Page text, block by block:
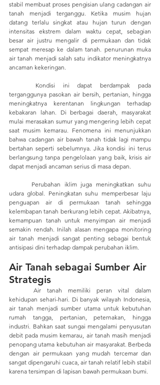
stabil membuat proses pengisian ulang cadangan air
tanah menjadi terganggu. Ketika musim hujan
datang terlalu singkat atau hujan turun dengan
intensitas ekstrem dalam waktu cepat, sebagian
besar air justru mengalir di permukaan dan tidak
sempat meresap ke dalam tanah. penurunan muka
air tanah menjadi salah satu indikator meningkatnya
ancaman kekeringan.
terganggunya pasokan air bersih, pertanian, hingga
meningkatnya kerentanan lingkungan terhadap
kebakaran lahan. Di berbagai daerah, masyarakat
mulai merasakan sumur yang mengering lebih cepat
saat musim kemarau. Fenomena ini menunjukkan
bahwa cadangan air bawah tanah tidak lagi mampu
bertahan seperti sebelumnya. Jika kondisi ini terus
berlangsung tanpa pengelolaan yang baik, krisis air
dapat menjadi ancaman serius di masa depan.
udara global. Peningkatan suhu memperbesar laju
penguapan air di permukaan tanah sehingga
kelembapan tanah berkurang lebih cepat. Akibatnya,
kemampuan tanah untuk menyimpan air menjadi
semakin rendah. Inilah alasan mengapa monitoring
air tanah menjadi sangat penting sebagai bentuk
antisipasi dini terhadap dampak perubahan iklim.
Air Tanah sebagai Sumber Air
Strategis
kehidupan sehari-hari. Di banyak wilayah Indonesia,
air tanah menjadi sumber utama untuk kebutuhan
rumah tangga, pertanian, peternakan, hingga
industri. Bahkan saat sungai mengalami penyusutan
debit pada musim kemarau, air tanah masih menjadi
penopang utama kebutuhan air masyarakat. Berbeda
dengan air permukaan yang mudah tercemar dan
sangat dipengaruhi cuaca, air tanah relatif lebih stabil
karena tersimpan di lapisan bawah permukaan bumi.